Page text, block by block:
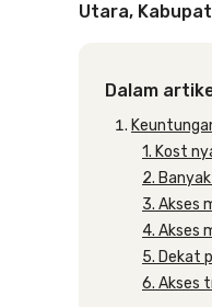
Utara,
Dalam
1. Kost
2.
3. Akses
4. Akses
5. Dekat
6. Akses